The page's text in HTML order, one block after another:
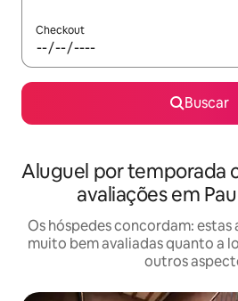
Checkout
Buscar
Aluguel por temporada
avaliações em
Os hóspedes concordam:
muito bem avaliadas quanto a
outros